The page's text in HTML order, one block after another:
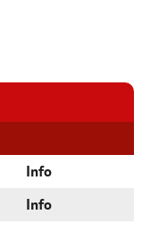
Info
Info